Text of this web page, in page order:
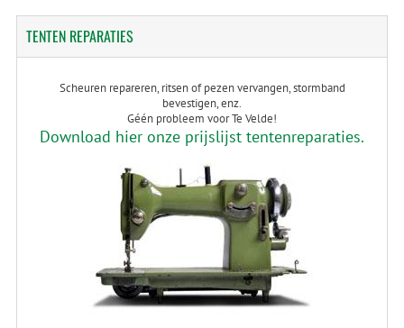
TENTENREPARATIES
Scheuren repareren, ritsen of pezen vervangen, stormband
bevestigen, enz.
Géén probleem voor Te Velde!
Download hier onze prijslijst tentenreparaties.